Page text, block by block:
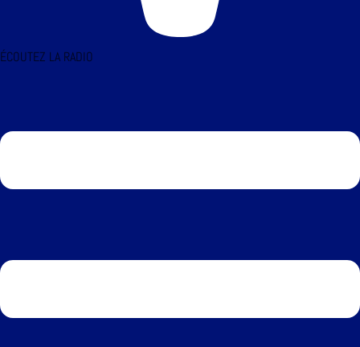
ÉCOUTEZ LA RADIO